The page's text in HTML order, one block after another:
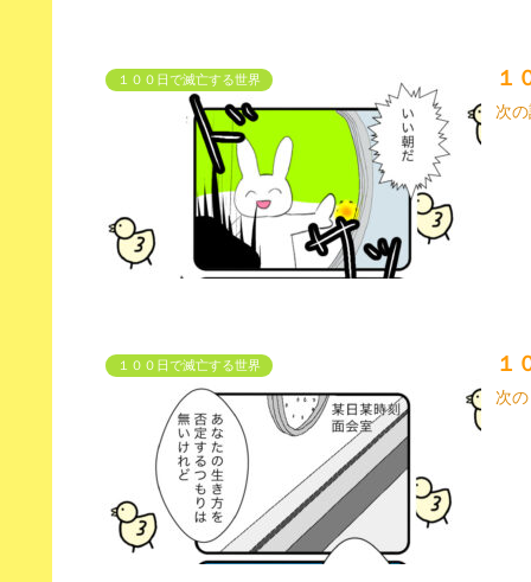
１００日で滅亡する世界 １
次
１００日で滅亡する世界 １
次